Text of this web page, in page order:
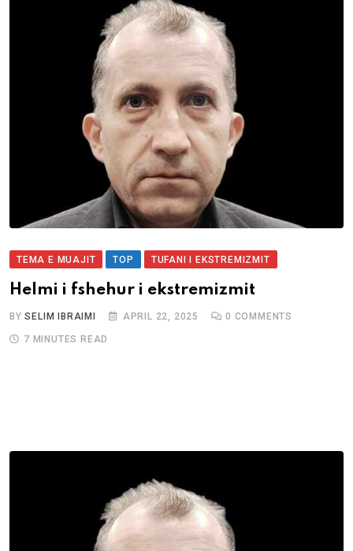
TEMA E MUAJIT TOP TUFANI I EKSTREMIZMIT
Helmi i fshehur i ekstremizmit
BYSELIM IBRAIMI APRIL 22, 2025 0 COMMENTS
7 MINUTES READ